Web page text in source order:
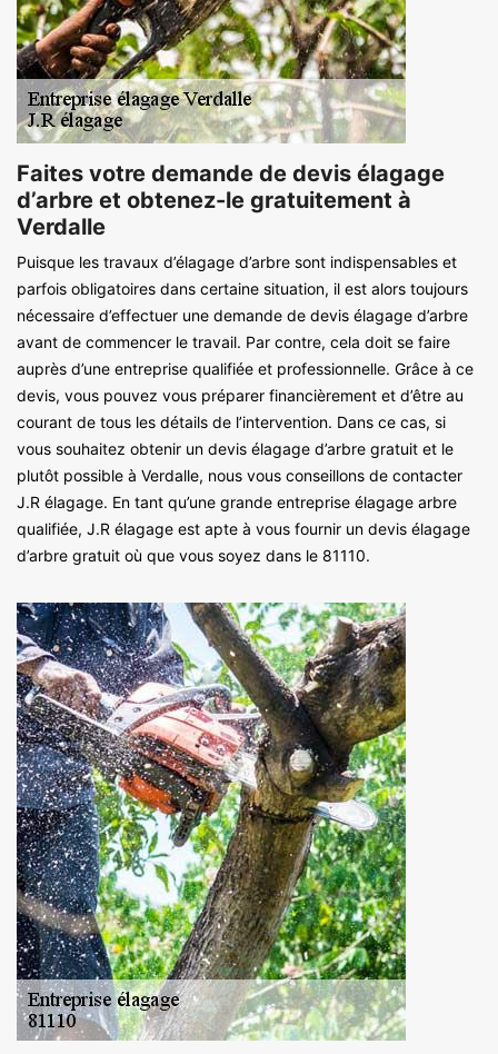
Faites votre demande de devis élagage
d’arbre et obtenez-le gratuitement à
Verdalle
Puisque les travaux d’élagage d’arbre sont indispensables et
parfois obligatoires dans certaine situation, il est alors toujours
nécessaire d’effectuer une demande de devis élagage d’arbre
avant de commencer le travail. Par contre, cela doit se faire
auprès d’une entreprise qualifiée et professionnelle. Grâce à ce
devis, vous pouvez vous préparer financièrement et d’être au
courant de tous les détails de l’intervention. Dans ce cas, si
vous souhaitez obtenir un devis élagage d’arbre gratuit et le
plutôt possible à Verdalle, nous vous conseillons de contacter
J.R élagage. En tant qu’une grande entreprise élagage arbre
qualifiée, J.R élagage est apte à vous fournir un devis élagage
d’arbre gratuit où que vous soyez dans le 81110.